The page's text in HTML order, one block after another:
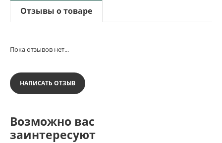
Отзывы о товаре
Пока отзывов нет...
НАПИСАТЬ ОТЗЫВ
Возможно вас
заинтересуют